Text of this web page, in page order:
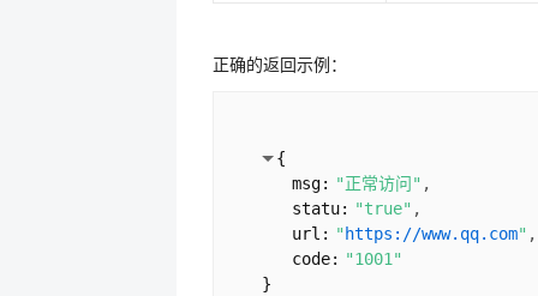
正确的返回示例：
{
msg: "正常访问"
statu: "true"
url: "https://www.qq.com"
code: "1001"
}